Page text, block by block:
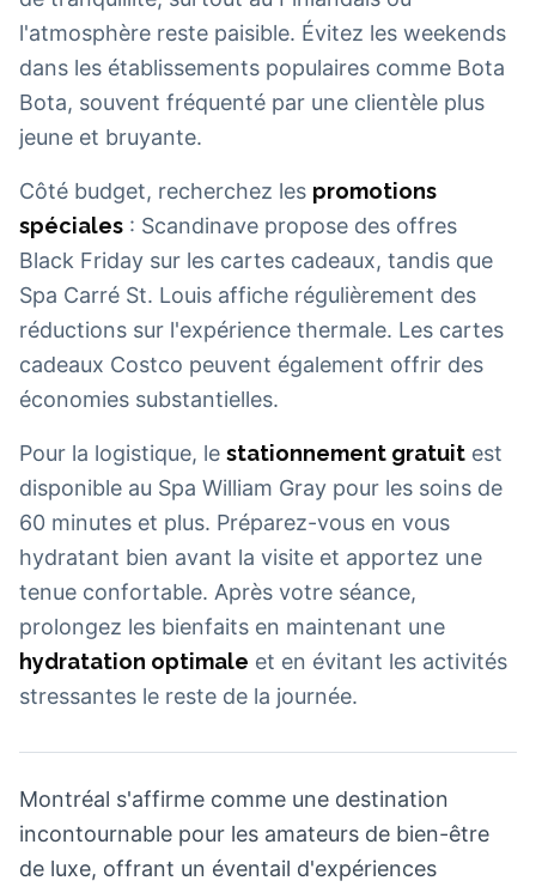
l'atmosphère reste paisible. Évitez les weekends
dans les établissements populaires comme Bota
Bota, souvent fréquenté par une clientèle plus
jeune et bruyante.
Côté budget, recherchez les promotions
spéciales : Scandinave propose des offres
Black Friday sur les cartes cadeaux, tandis que
Spa Carré St. Louis affiche régulièrement des
réductions sur l'expérience thermale. Les cartes
cadeaux Costco peuvent également offrir des
économies substantielles.
Pour la logistique, le stationnement gratuit est
disponible au Spa William Gray pour les soins de
60 minutes et plus. Préparez-vous en vous
hydratant bien avant la visite et apportez une
tenue confortable. Après votre séance,
prolongez les bienfaits en maintenant une
hydratation optimale et en évitant les activités
stressantes le reste de la journée.
Montréal s'affirme comme une destination
incontournable pour les amateurs de bien-être
de luxe, offrant un éventail d'expériences